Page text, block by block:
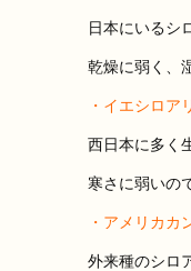
日本にいるシ
乾燥に弱く、
・イエシロア
西日本に多く
寒さに弱いの
・アメリカカ
外来種のシロ